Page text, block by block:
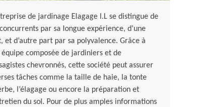
de jardinage Elagage I.L se distingue de
par sa longue expérience, d’une
et d’autre part par sa polyvalence. Grâce à
équipe composée de jardiniers et de
chevronnés, cette société peut assurer
tâches comme la taille de haie, la tonte
l’élagage ou encore la préparation et
du sol. Pour de plus amples informations